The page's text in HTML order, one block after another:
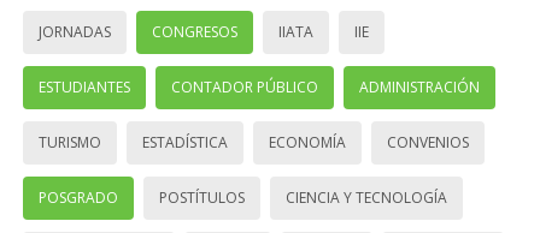
JORNADAS CONGRESOS IIATA IIE
ESTUDIANTES CONTADOR PÚBLICO ADMINISTRACIÓN
TURISMO ESTADÍSTICA ECONOMÍA CONVENIOS
POSGRADO POSTÍTULOS CIENCIA Y TECNOLOGÍA